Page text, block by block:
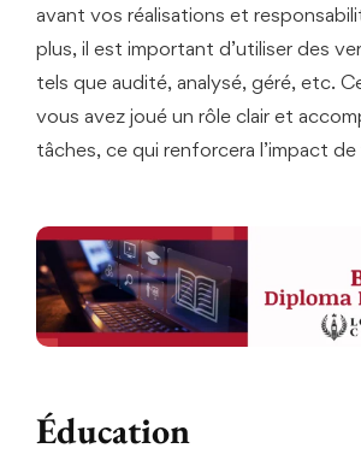
avant vos réalisations et
plus, il est important d’utiliser des
tels que audité, analysé, géré, etc.
vous avez joué un rôle clair et
tâches, ce qui renforcera l’impact
Éducation